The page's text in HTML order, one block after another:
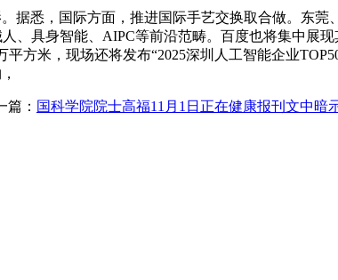
悉，国际方面，推进国际手艺交换取合做。东莞
、具身智能、AIPC等前沿范畴。百度也将集中展
方米，现场还将发布“2025深圳人工智能企业
篇： 国科学院院士高福11月1日正在健康报刊文中暗